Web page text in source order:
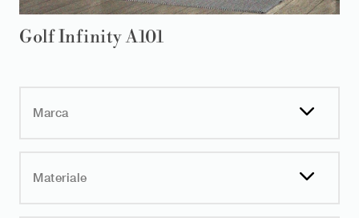
Marca
Materiale
Golf Infinity A101